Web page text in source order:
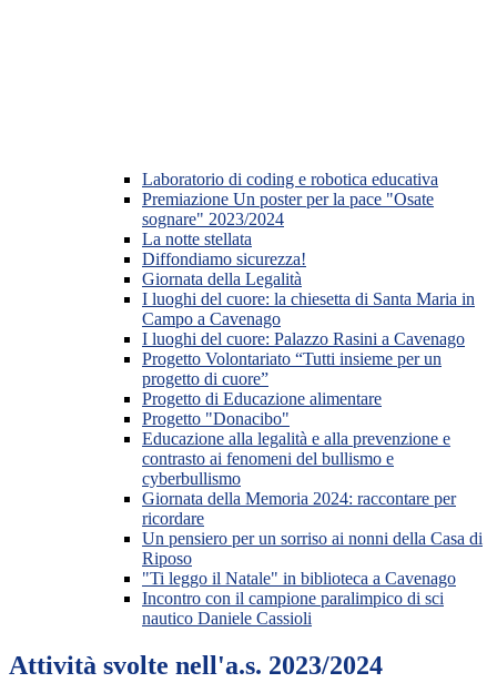
Laboratorio di coding e robotica educativa
Premiazione Un poster per la pace "Osate
sognare" 2023/2024
La notte stellata
Diffondiamo sicurezza!
Giornata della Legalità
I luoghi del cuore: la chiesetta di Santa Maria in
Campo a Cavenago
I luoghi del cuore: Palazzo Rasini a Cavenago
Progetto Volontariato “Tutti insieme per un
progetto di cuore”
Progetto di Educazione alimentare
Progetto "Donacibo"
Educazione alla legalità e alla prevenzione e
contrasto ai fenomeni del bullismo e
cyberbullismo
Giornata della Memoria 2024: raccontare per
ricordare
Un pensiero per un sorriso ai nonni della Casa di
Riposo
"Ti leggo il Natale" in biblioteca a Cavenago
Incontro con il campione paralimpico di sci
nautico Daniele Cassioli
Attività svolte nell'a.s. 2023/2024